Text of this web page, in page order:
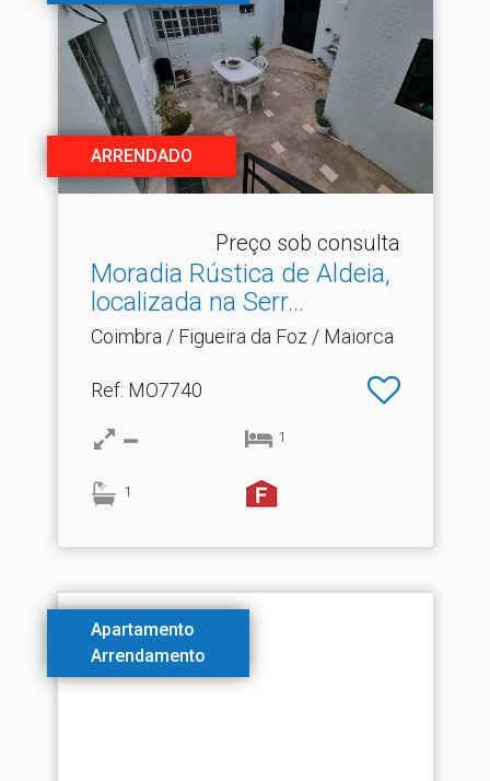
ARRENDADO
Preço sob consulta
Moradia Rústica de Aldeia,
localizada na Serr.​..
Coimbra / Figueira da Foz / Maiorca
Ref: MO7740
1
1
Apartamento
Arrendamento